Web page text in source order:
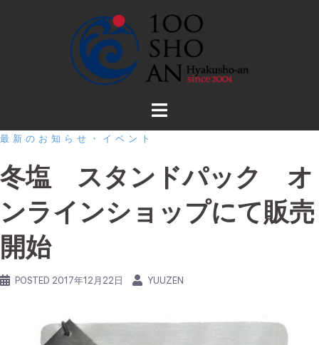
キ
ッ
プ
最新のお知らせ・イベント
冬塩 スタンドパック オ
ンラインショップにて販売
開始
POSTED 2017年12月22日 YUUZEN